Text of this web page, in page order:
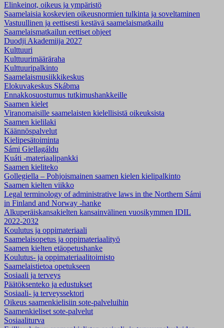
Elinkeinot, oikeus ja ympäristö
Saamelaisia koskevien oikeusnormien tulkinta ja soveltaminen
Vastuullinen ja eettisesti kestävä saamelaismatkailu
Saamelaismatkailun eettiset ohjeet
Duodji Akademiija 2027
Kulttuuri
Kulttuurimääräraha
Kulttuuripalkinto
Saamelaismusiikki­keskus
Elokuvakeskus Skábma
Ennakkosuostumus tutkimushankkeille
Saamen kielet
Viranomaisille saamelaisten kielellisistä oikeuksista
Saamen kielilaki
Käännöspalvelut
Kielipesätoiminta
Sámi Giellagáldu
Kuáti -materiaalipankki
Saamen kieliteko
Gollegiella – Pohjoismainen saamen kielen kielipalkinto
Saamen kielten viikko
Legal terminology of administrative laws in the Northern Sámi
in Finland and Norway -hanke
Alkuperäiskansakielten kansainvälinen vuosikymmen IDIL
2022-2032
Koulutus ja oppimateriaali
Saamelaisopetus ja oppimateriaalityö
Saamen kielten etäopetushanke
Koulutus- ja oppimateriaalitoimisto
Saamelaistietoa opetukseen
Sosiaali ja terveys
Päätöksenteko ja edustukset
Sosiaali- ja terveyssektori
Oikeus saamenkielisiin sote-palveluihin
Saamenkieliset sote-palvelut
Sosiaaliturva